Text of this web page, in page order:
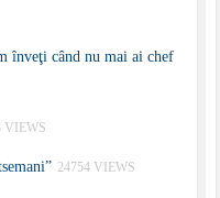
înveţi când nu mai ai chef
VIEWS
24754 VIEWS